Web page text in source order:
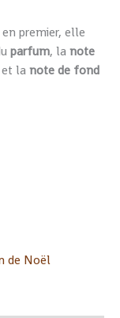
premier, elle
parfum, la note
la note de fond
de Noël